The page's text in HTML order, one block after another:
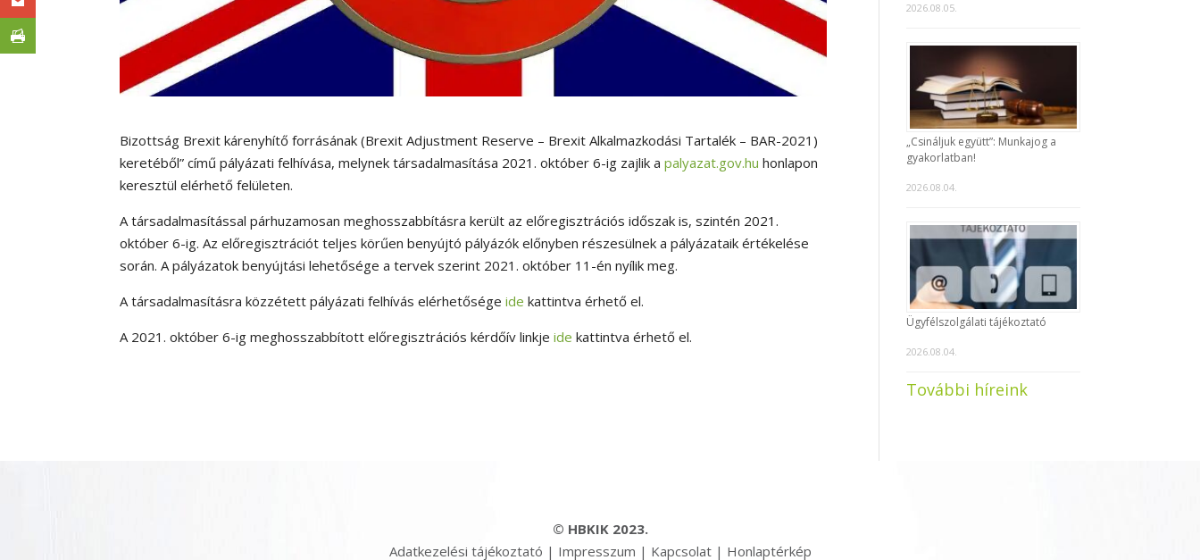
Bizottság Brexit kárenyhítő forrásának (Brexit Adjustment Reserve – Brexit Alkalmazkodási Tartalék – BAR-2021)
keretéből” című pályázati felhívása, melynek társadalmasítása 2021. október 6-ig zajlik apalyazat.gov.hu honlapon
keresztül elérhető felületen.
A társadalmasítással párhuzamosan meghosszabbításra került az előregisztrációs időszak is, szintén 2021.
október 6-ig. Az előregisztrációt teljes körűen benyújtó pályázók előnyben részesülnek a pályázataik értékelése
során. A pályázatok benyújtási lehetősége a tervek szerint 2021. október 11-én nyílik meg.
A társadalmasításra közzétett pályázati felhívás elérhetőségeide kattintva érhető el.
A 2021. október 6-ig meghosszabbított előregisztrációs kérdőív linkjeide kattintva érhető el.
2026.08.05.
„Csináljuk együtt”: Munkajog a
gyakorlatban!
2026.08.04.
Ügyfélszolgálati tájékoztató
2026.08.04.
További híreink
© HBKIK 2023.
Adatkezelési tájékoztató | Impresszum | Kapcsolat| Honlaptérkép